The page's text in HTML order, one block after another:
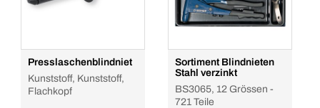
Presslaschenblindniet
Kunststoff, Kunststoff,
Flachkopf
Sortiment Blindnieten
Stahl verzinkt
BS3065, 12 Grössen -
721 Teile